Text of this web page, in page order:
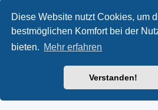
Diese Website nutzt Cookies, um
bestmöglichen Komfort bei der
bieten. Mehr erfahren
Verstanden!
Powered by phpBB
® Forum
Deutsche Übersetzung durch
Datenschutz|